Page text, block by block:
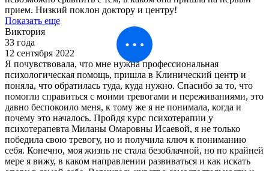
прием. Низкий поклон доктору и центру!
Показать еще
Виктория
33 года
12 сентября 2022
Я почувствовала, что мне нужна профессиональная
психологическая помощь, пришла в Клинический центр и
поняла, что обратилась туда, куда нужно. Спасибо за то, что
помогли справиться с моими тревогами и переживаниями, это
давно беспокоило меня, к тому же я не понимала, когда и
почему это началось. Пройдя курс психотерапии у
психотерапевта Миланы Омаровны Исаевой, я не только
победила свою тревогу, но и получила ключ к пониманию
себя. Конечно, моя жизнь не стала безоблачной, но по крайней
мере я вижу, в каком направлении развиваться и как искать